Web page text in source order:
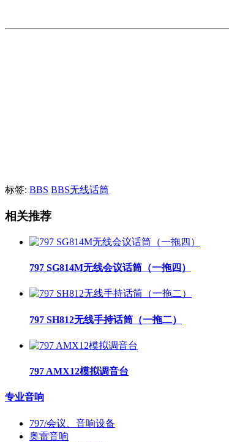
标签: BBS BBS无线话筒
相关推荐
797 SG814M无线会议话筒（一拖四）
797 SH812无线手持话筒（一拖二）
797 AMX12模拟调音台
专业音响
797/会议、音响设备
奥雷音响